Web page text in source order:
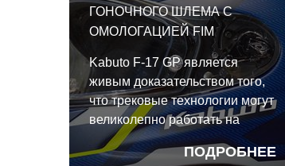
ГОНОЧНОГО ШЛЕМА С
ОМОЛОГАЦИЕЙ FIM
ПОДРОБНЕЕ
Kabuto F-17 GP является
живым доказательством того,
что трековые технологии могут
великолепно работать на
улице. И даже для такого
райдера выходного дня, как я,